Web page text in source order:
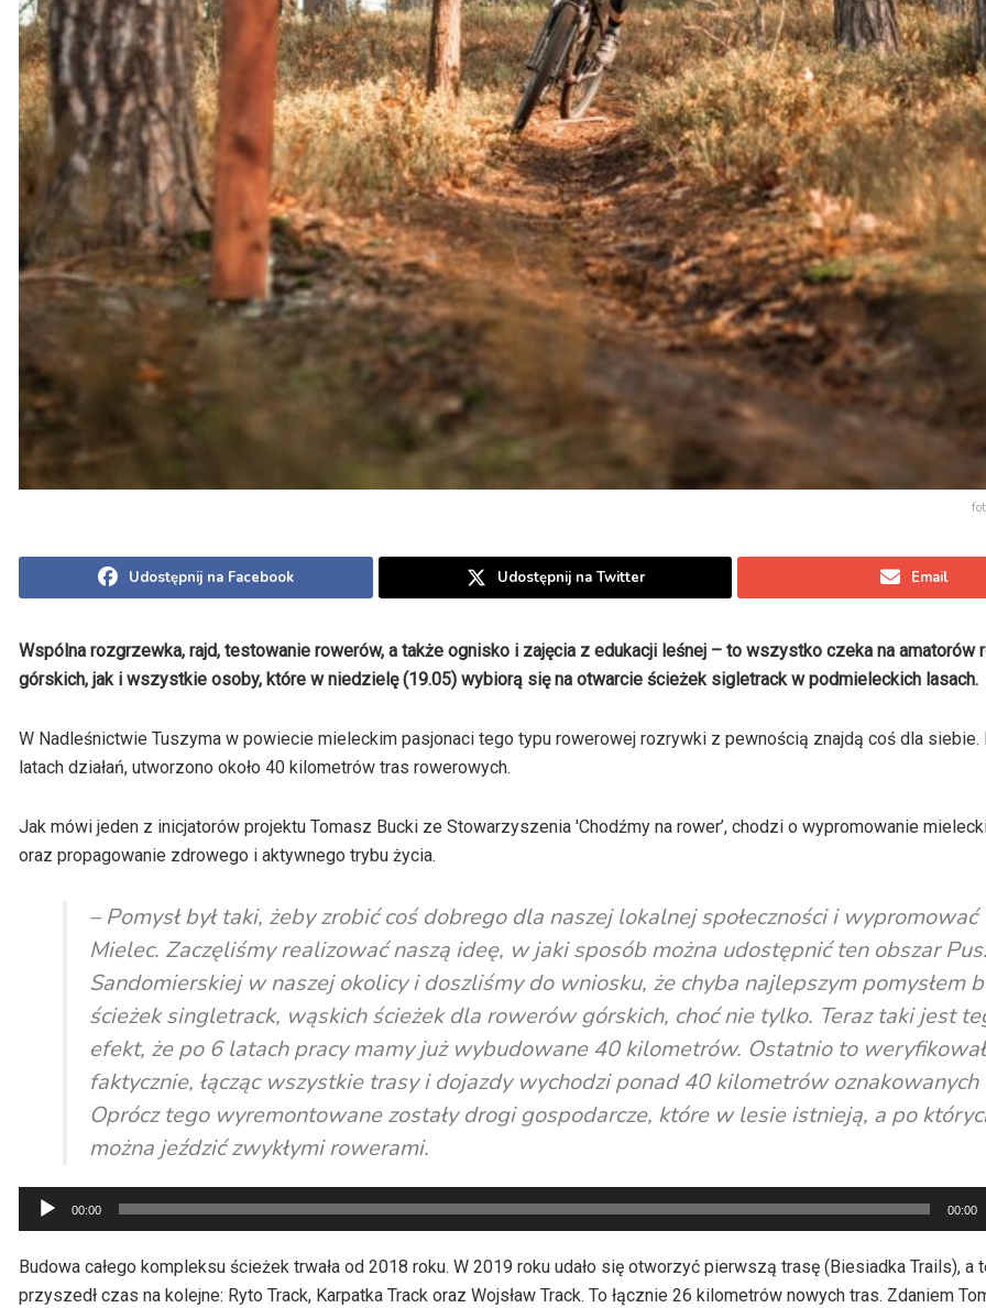
Udostępnij na Facebook Udostępnij na Twitter Email
Wspólna rozgrzewka, rajd, testowanie rowerów, a także ognisko i zajęcia z edukacji leśnej – to wszystko czeka na amatorów
górskich, jak i wszystkie osoby, które w niedzielę (19.05) wybiorą się na otwarcie ścieżek sigletrack w podmieleckich lasach.
W Nadleśnictwie Tuszyma w powiecie mieleckim pasjonaci tego typu rowerowej rozrywki z pewnością znajdą coś dla siebie.
latach działań, utworzono około 40 kilometrów tras rowerowych.
Jak mówi jeden z inicjatorów projektu Tomasz Bucki ze Stowarzyszenia 'Chodźmy na rower’, chodzi o wypromowanie
oraz propagowanie zdrowego i aktywnego trybu życia.
– Pomysł był taki, żeby zrobić coś dobrego dla naszej lokalnej społeczności i wypromować
Mielec. Zaczęliśmy realizować naszą ideę, w jaki sposób można udostępnić ten obszar
Sandomierskiej w naszej okolicy i doszliśmy do wniosku, że chyba najlepszym pomysłem
ścieżek singletrack, wąskich ścieżek dla rowerów górskich, choć nie tylko. Teraz taki jest
efekt, że po 6 latach pracy mamy już wybudowane 40 kilometrów. Ostatnio to
faktycznie, łącząc wszystkie trasy i dojazdy wychodzi ponad 40 kilometrów oznakowanych
Oprócz tego wyremontowane zostały drogi gospodarcze, które w lesie istnieją, a po
można jeździć zwykłymi rowerami.
Odtwarzacz
plików
dźwiękowych
00:00 00:00
Budowa całego kompleksu ścieżek trwała od 2018 roku. W 2019 roku udało się otworzyć pierwszą trasę (Biesiadka Trails), a
przyszedł czas na kolejne: Ryto Track, Karpatka Track oraz Wojsław Track. To łącznie 26 kilometrów nowych tras. Zdaniem